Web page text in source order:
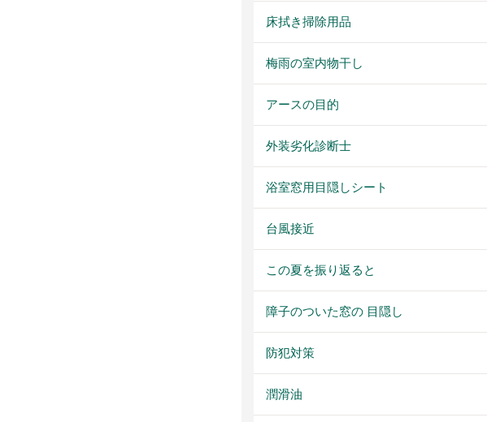
床拭き掃除用品
梅雨の室内物干し
アースの目的
外装劣化診断士
浴室窓用目隠しシート
台風接近
この夏を振り返ると
障子のついた窓の 目隠し
防犯対策
潤滑油